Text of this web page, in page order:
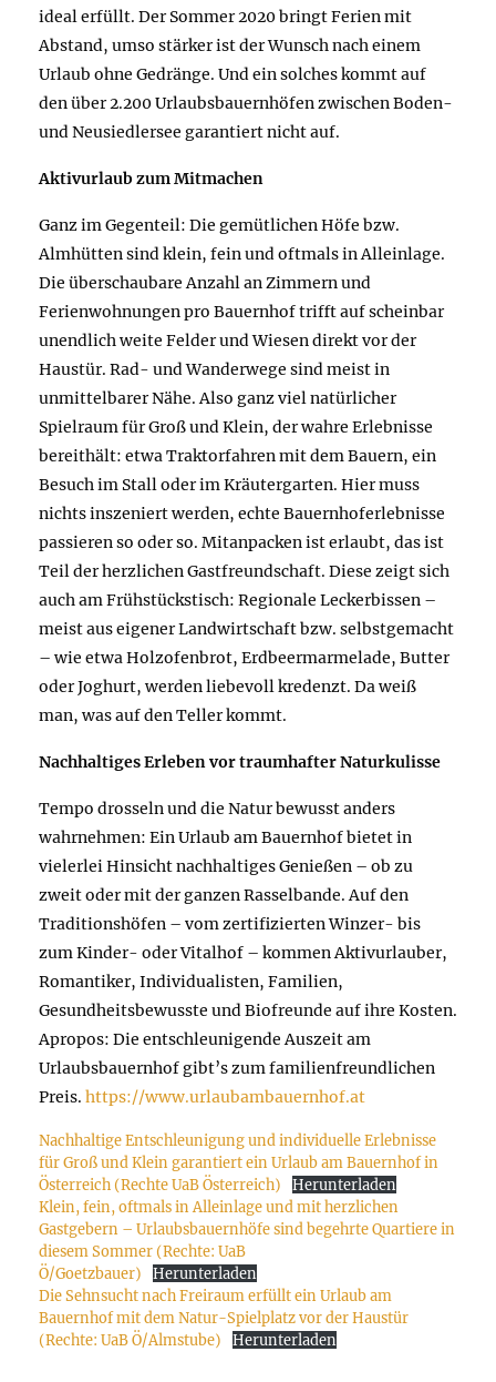
ideal erfüllt. Der Sommer 2020 bringt Ferien mit
Abstand, umso stärker ist der Wunsch nach einem
Urlaub ohne Gedränge. Und ein solches kommt auf
den über 2.200 Urlaubsbauernhöfen zwischen Boden-
und Neusiedlersee garantiert nicht auf.
Aktivurlaub zum Mitmachen
Ganz im Gegenteil: Die gemütlichen Höfe bzw.
Almhütten sind klein, fein und oftmals in Alleinlage.
Die überschaubare Anzahl an Zimmern und
Ferienwohnungen pro Bauernhof trifft auf scheinbar
unendlich weite Felder und Wiesen direkt vor der
Haustür. Rad- und Wanderwege sind meist in
unmittelbarer Nähe. Also ganz viel natürlicher
Spielraum für Groß und Klein, der wahre Erlebnisse
bereithält: etwa Traktorfahren mit dem Bauern, ein
Besuch im Stall oder im Kräutergarten. Hier muss
nichts inszeniert werden, echte Bauernhoferlebnisse
passieren so oder so. Mitanpacken ist erlaubt, das ist
Teil der herzlichen Gastfreundschaft. Diese zeigt sich
auch am Frühstückstisch: Regionale Leckerbissen –
meist aus eigener Landwirtschaft bzw. selbstgemacht
– wie etwa Holzofenbrot, Erdbeermarmelade, Butter
oder Joghurt, werden liebevoll kredenzt. Da weiß
man, was auf den Teller kommt.
Nachhaltiges Erleben vor traumhafter Naturkulisse
Tempo drosseln und die Natur bewusst anders
wahrnehmen: Ein Urlaub am Bauernhof bietet in
vielerlei Hinsicht nachhaltiges Genießen – ob zu
zweit oder mit der ganzen Rasselbande. Auf den
Traditionshöfen – vom zertifizierten Winzer- bis
zum Kinder- oder Vitalhof – kommen Aktivurlauber,
Romantiker, Individualisten, Familien,
Gesundheitsbewusste und Biofreunde auf ihre Kosten.
Apropos: Die entschleunigende Auszeit am
Urlaubsbauernhof gibt’s zum familienfreundlichen
Preis. https://www.urlaubambauernhof.at
Nachhaltige Entschleunigung und individuelle Erlebnisse
für Groß und Klein garantiert ein Urlaub am Bauernhof in
Österreich (Rechte UaB Österreich)
Herunterladen
Klein, fein, oftmals in Alleinlage und mit herzlichen
Gastgebern – Urlaubsbauernhöfe sind begehrte Quartiere in
diesem Sommer (Rechte: UaB
Ö/Goetzbauer)
Herunterladen
Die Sehnsucht nach Freiraum erfüllt ein Urlaub am
Bauernhof mit dem Natur-Spielplatz vor der Haustür
(Rechte: UaB Ö/Almstube)
Herunterladen